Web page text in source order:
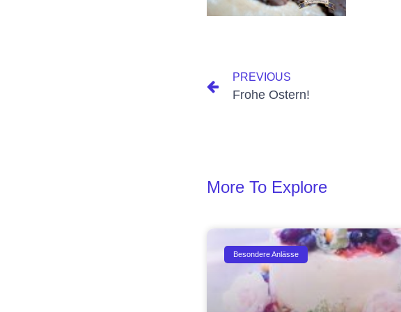
PREVIOUS
Frohe Ostern!
More To Explore
Besondere Anlässe